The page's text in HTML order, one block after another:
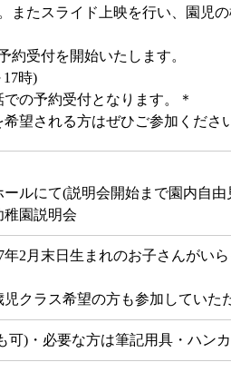
またスライド上映を行い、園児
約受付を開始いたします。
時)
の予約受付となります。＊
望される方はぜひご参加くださ
にて(説明会開始まで園内自由
園説明会
2月末日生まれのお子さんがい
クラス希望の方も参加していた
可)・必要な方は筆記用具・ハン